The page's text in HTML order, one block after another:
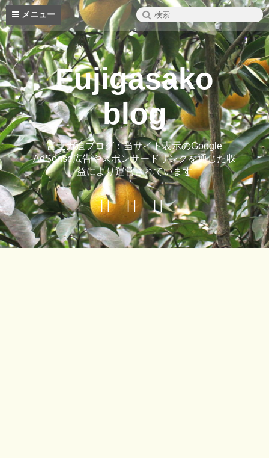
コ
ン
テ
ン
ツ
へ
ス
キ
ッ
プ
メニュー
検
索:
Fujigasako
blog
富士ガ迫ブログ：当サイト表示のGoogle
AdSense広告やスポンサードリンクを通じた収
益により運営されています
Buy
Adspace
Hide
Ads
for
ご
案
内